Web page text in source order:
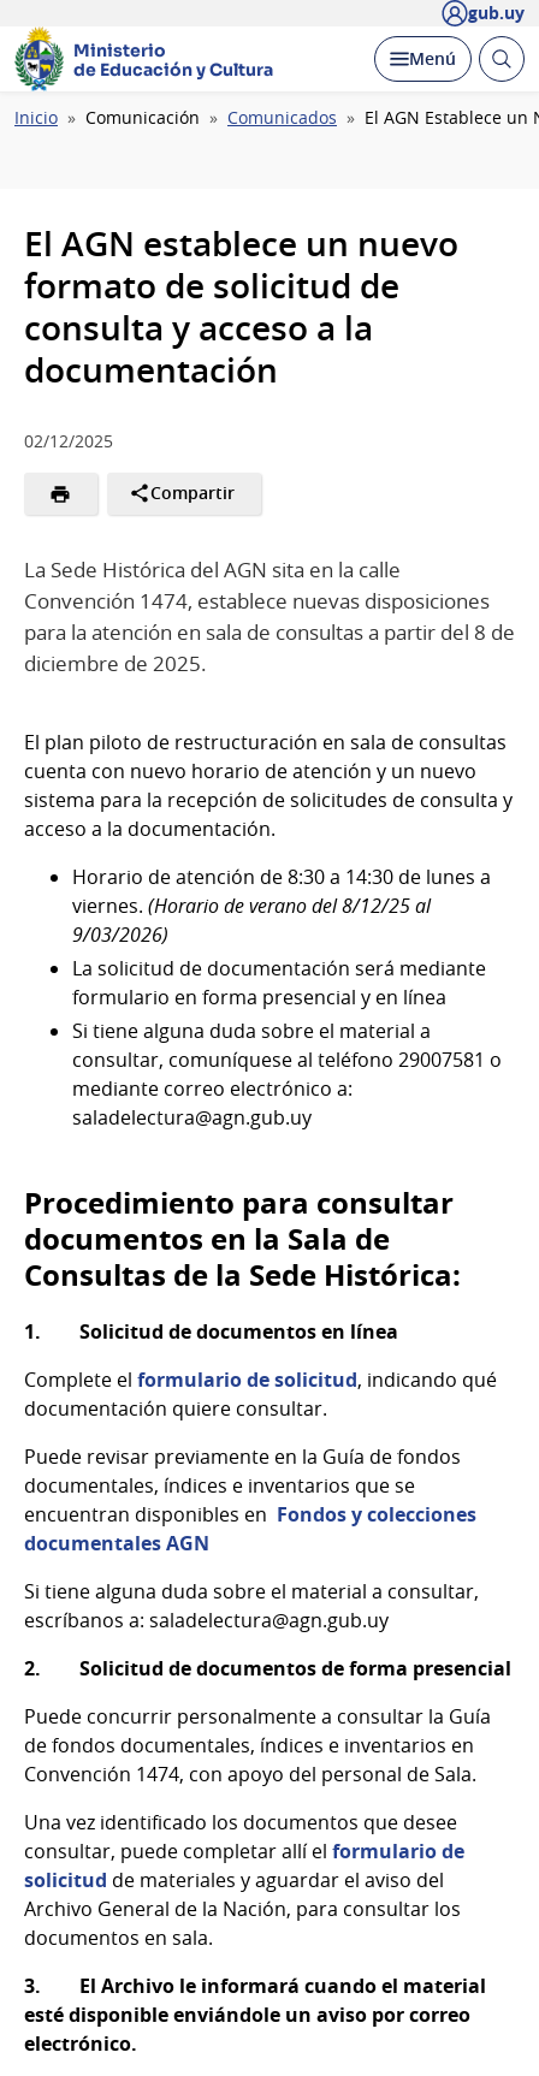
gub.uy
Ministerio
de Educación y Cultura
Desplegar
Menú Abrir
Ruta
Inicio Comunicación Comunicados El AGN Establece
El AGN establece un nuevo
formato de solicitud de
consulta y acceso a la
documentación
02/12/2025
Compartir
La Sede Histórica del AGN sita en la calle
Convención 1474, establece nuevas disposiciones
para la atención en sala de consultas a partir del 8 de
diciembre de 2025.
El plan piloto de restructuración en sala de consultas
cuenta con nuevo horario de atención y un nuevo
sistema para la recepción de solicitudes de consulta y
acceso a la documentación.
Horario de atención de 8:30 a 14:30 de lunes a
viernes. (Horario de verano del 8/12/25 al
9/03/2026)
La solicitud de documentación será mediante
formulario en forma presencial y en línea
Si tiene alguna duda sobre el material a
consultar, comuníquese al teléfono 29007581 o
mediante correo electrónico a:
saladelectura@agn.gub.uy
Procedimiento para consultar
documentos en la Sala de
Consultas de la Sede Histórica:
1. Solicitud de documentos en línea
Complete el formulario de solicitud, indicando qué
documentación quiere consultar.
Puede revisar previamente en la Guía de fondos
documentales, índices e inventarios que se
encuentran disponibles en Fondos y colecciones
documentales AGN
Si tiene alguna duda sobre el material a consultar,
escríbanos a: saladelectura@agn.gub.uy
2. Solicitud de documentos de forma presencial
Puede concurrir personalmente a consultar la Guía
de fondos documentales, índices e inventarios en
Convención 1474, con apoyo del personal de Sala.
Una vez identificado los documentos que desee
consultar, puede completar allí el formulario de
solicitud de materiales y aguardar el aviso del
Archivo General de la Nación, para consultar los
documentos en sala.
3. El Archivo le informará cuando el material
esté disponible enviándole un aviso por correo
electrónico.